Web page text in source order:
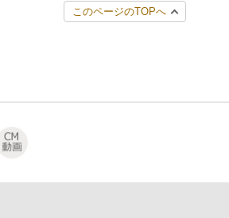
このページのTOPへ